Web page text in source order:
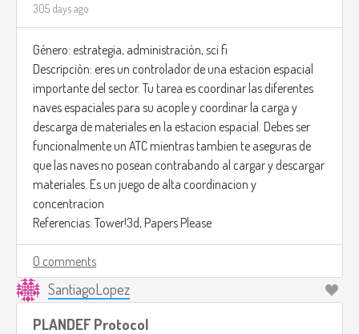
305 days ago
Género: estrategia, administraciòn, sci fi
Descripciòn: eres un controlador de una estacion espacial
importante del sector. Tu tarea es coordinar las diferentes
naves espaciales para su acople y coordinar la carga y
descarga de materiales en la estacion espacial. Debes ser
funcionalmente un ATC mientras tambien te aseguras de
que las naves no posean contrabando al cargar y descargar
materiales. Es un juego de alta coordinacion y
concentracion
Referencias: Tower!3d, Papers Please
0 comments
SantiagoLopez
PLANDEF Protocol